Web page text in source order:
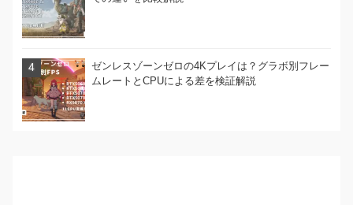
ゼンレスゾーンゼロの4Kプレイは？グラボ別フレー
ムレートとCPUによる差を検証解説